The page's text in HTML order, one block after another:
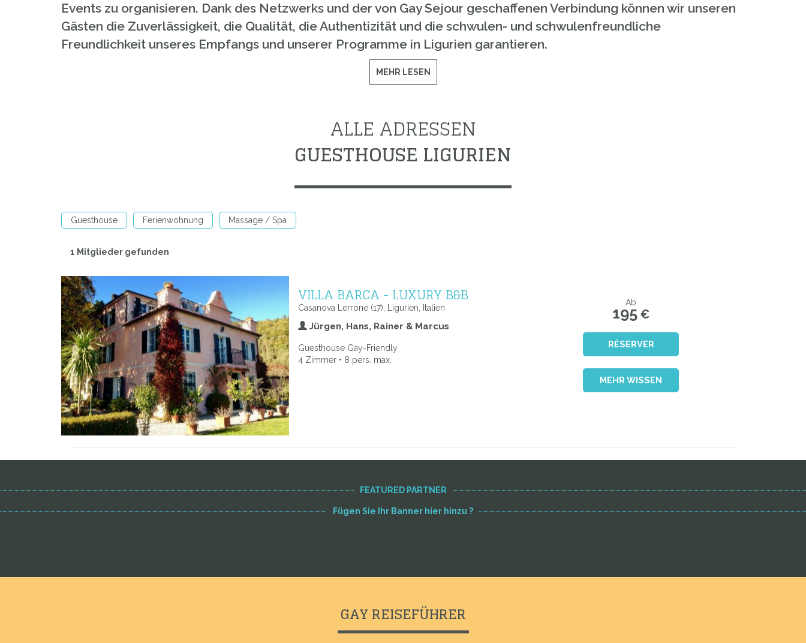
Events zu organisieren. Dank des Netzwerks und der von Gay Sejour geschaffenen Verbindung können wir unseren
Gästen die Zuverlässigkeit, die Qualität, die Authentizität und die schwulen- und schwulenfreundliche
Freundlichkeit unseres Empfangs und unserer Programme in Ligurien garantieren.
MEHR LESEN
ALLE ADRESSEN
GUESTHOUSE LIGURIEN
Guesthouse Ferienwohnung Massage / Spa
1 Mitglieder gefunden
VILLA BARCA - LUXURY B&B
Casanova Lerrone (17), Ligurien, Italien
Jürgen, Hans, Rainer & Marcus
Guesthouse Gay-Friendly
4 Zimmer • 8 pers. max.
Ab
195 €
RÉSERVER
MEHR WISSEN
FEATURED PARTNER
Fügen Sie Ihr Banner hier hinzu ?
GAY REISEFÜHRER